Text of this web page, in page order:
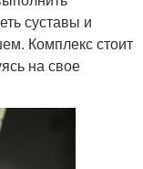
суставы и
Комплекс стоит
на свое